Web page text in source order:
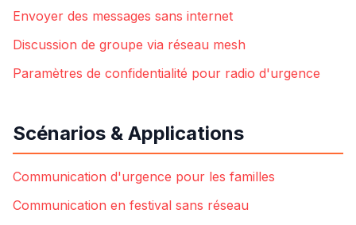
Envoyer des messages sans internet
Discussion de groupe via réseau mesh
Paramètres de confidentialité pour radio d'urgence
Scénarios & Applications
Communication d'urgence pour les familles
Communication en festival sans réseau